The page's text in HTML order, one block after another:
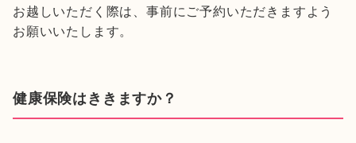
お越しいただく際は、事前にご予約いただきますよう
お願いいたします。
健康保険はききますか？